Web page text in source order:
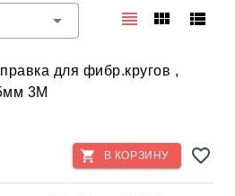
для фибр.кругов ,
3М
В КОРЗИНУ